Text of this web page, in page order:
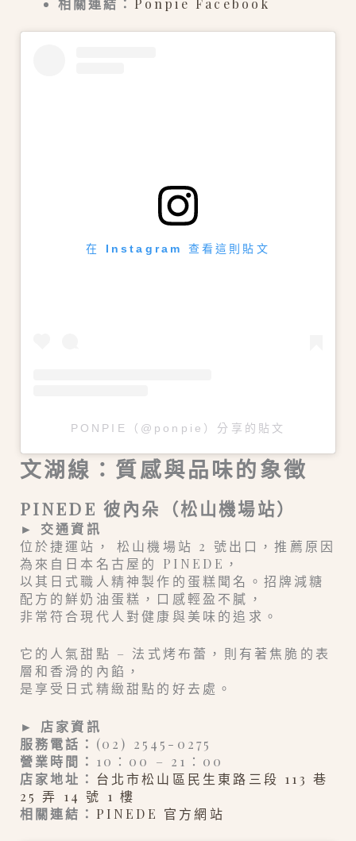
在 Instagram 查看這則貼文
PONPIE（@ponpie）分享的貼文
文湖線：質感與品味的象徵
PINEDE 彼內朵（松山機場站）
► 交通資訊
位於捷運站， 松山機場站 2 號出口，推薦原因
為來自日本名古屋的 PINEDE，
以其日式職人精神製作的蛋糕聞名。招牌減糖
配方的鮮奶油蛋糕，口感輕盈不膩，
非常符合現代人對健康與美味的追求。
它的人氣甜點 – 法式烤布蕾，則有著焦脆的表
層和香滑的內餡，
是享受日式精緻甜點的好去處。
► 店家資訊
服務電話： (02) 2545-0275
營業時間： 10：00 – 21：00
店家地址： 台北市松山區民生東路三段 113 巷
25 弄 14 號 1 樓
相關連結： PINEDE 官方網站